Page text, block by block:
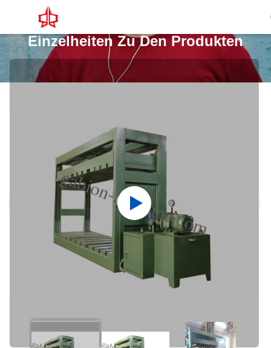
Einzelheiten Zu Den Produkten